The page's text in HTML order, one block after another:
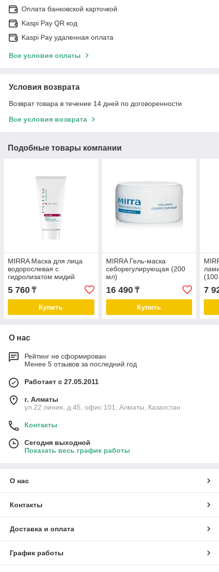
Оплата банковской карточкой
Kaspi Pay QR код
Kaspi Pay удаленная оплата
Все условия оплаты
Условия возврата
Возврат товара в течение 14 дней по договоренности
Все условия возврата
Подобные товары компании
MIRRA Маска для лица
водорослевая с
гидролизатом мидий
(туба, 50 мл)
5 760 ₸
Купить
MIRRA Гель-маска
себорегулирующая (200
мл)
16 490₸
Купить
7
О нас
Рейтинг не сформирован
Менее 5 отзывов за последний год
Работает с 27.05.2011
г. Алматы
ул.22 линия, д.45, офис 101, Алматы, Казахстан
Контакты
Сегодня выходной
Показать весь график работы
О нас
Контакты
Доставка и оплата
График работы